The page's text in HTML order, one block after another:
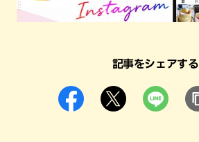
記事をシェアする